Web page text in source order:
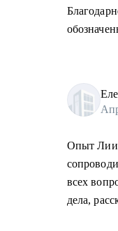
Опыт Лии
всех
дела,